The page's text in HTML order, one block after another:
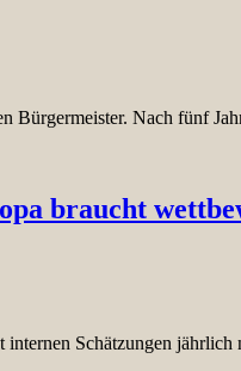
Bürgermeister. Nach fünf
braucht
Schätzungen